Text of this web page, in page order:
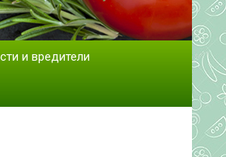
и вредители